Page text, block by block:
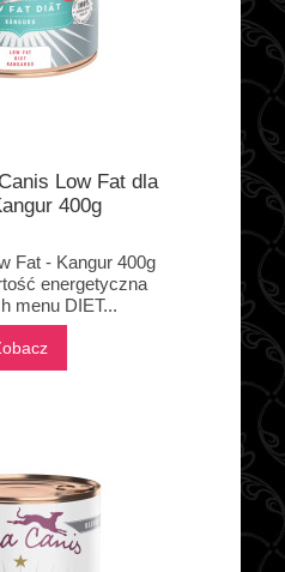
Low Fat dla
400g
Fat - Kangur 400g
energetyczna
menu DIET...